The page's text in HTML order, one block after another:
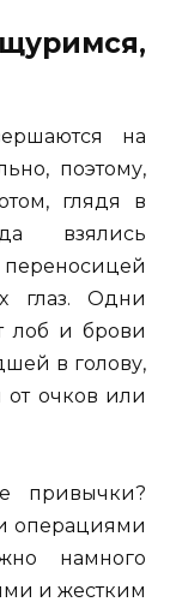
на
поэтому,
глядя в
взялись
глаз. Одни
лоб и брови
в голову,
от очков или
привычки?
операциями
намного
и жестким